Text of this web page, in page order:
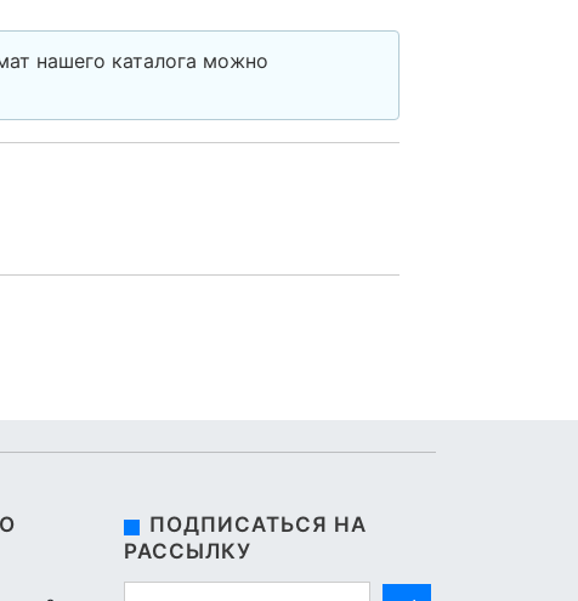
нашего каталога можно
ПОДПИСАТЬСЯ НА
РАССЫЛКУ